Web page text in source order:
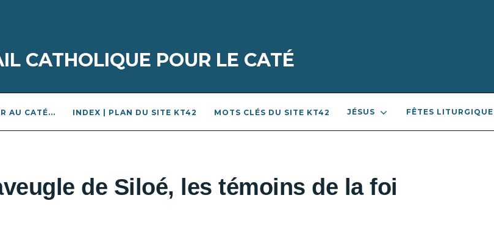
CATHOLIQUE POUR LE CATÉ
AU CATÉ... INDEX | PLAN DU SITE KT42 MOTS CLÉS DU SITE KT42 JÉSUS FÊTES
de Siloé, les témoins de la foi